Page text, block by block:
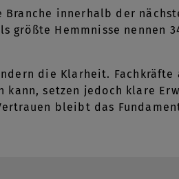
innerhalb der
größte Hemmnisse nennen
die Klarheit. Fachkräfte
kann, setzen jedoch klare
bleibt das